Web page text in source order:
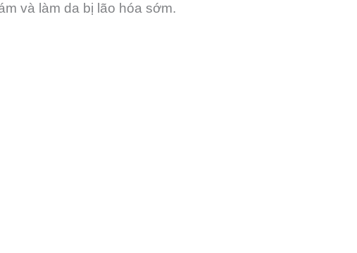
và làm da bị lão hóa sớm.